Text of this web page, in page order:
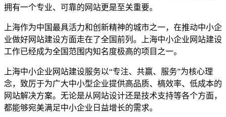
拥有一个专业、可靠的网站更是至关重要。
上海作为中国最具活力和创新精神的城市之一，在推动中小企
业做好网站建设方面走在了全国前列。上海中小企业网站建设
工作已经成为全国范围内知名度极高的项目之一。
上海中小企业网站建设服务以“专注、共赢、服务”为核心理
念，致厉于为广大中小型企业提供高品质、槁效率、低成本的
网站解决方案。无论是从网站设计还是技术支持等各个方面，
都能够宛美满足中小企业日益增长的需求。